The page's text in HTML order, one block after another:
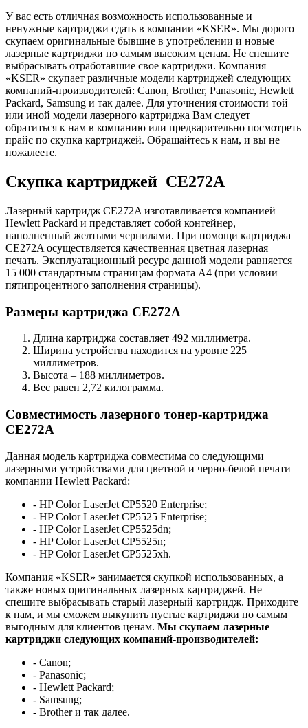
У вас есть отличная возможность использованные и
ненужные картриджи сдать в компании «KSER». Мы дорого
скупаем оригинальные бывшие в употреблении и новые
лазерные картриджи по самым высоким ценам. Не спешите
выбрасывать отработавшие свое картриджи. Компания
«KSER» скупает различные модели картриджей следующих
компаний-производителей: Canon, Brother, Panasonic, Hewlett
Packard, Samsung и так далее. Для уточнения стоимости той
или иной модели лазерного картриджа Вам следует
обратиться к нам в компанию или предварительно посмотреть
прайс по скупка картриджей. Обращайтесь к нам, и вы не
пожалеете.
Скупка картриджей CE272A
Лазерный картридж CE272A изготавливается компанией
Hewlett Packard и представляет собой контейнер,
наполненный желтыми чернилами. При помощи картриджа
CE272A осуществляется качественная цветная лазерная
печать. Эксплуатационный ресурс данной модели равняется
15 000 стандартным страницам формата А4 (при условии
пятипроцентного заполнения страницы).
Размеры картриджа CE272A
Длина картриджа составляет 492 миллиметра.
Ширина устройства находится на уровне 225
миллиметров.
Высота – 188 миллиметров.
Вес равен 2,72 килограмма.
Совместимость лазерного тонер-картриджа
CE272A
Данная модель картриджа совместима со следующими
лазерными устройствами для цветной и черно-белой печати
компании Hewlett Packard:
- HP Color LaserJet CP5520 Enterprise;
- HP Color LaserJet CP5525 Enterprise;
- HP Color LaserJet CP5525dn;
- HP Color LaserJet CP5525n;
- HP Color LaserJet CP5525xh.
Компания «KSER» занимается скупкой использованных, а
также новых оригинальных лазерных картриджей. Не
спешите выбрасывать старый лазерный картридж. Приходите
к нам, и мы сможем выкупить пустые картриджи по самым
выгодным для клиентов ценам. Мы скупаем лазерные
картриджи следующих компаний-производителей:
- Canon;
- Panasonic;
- Hewlett Packard;
- Samsung;
- Brother и так далее.